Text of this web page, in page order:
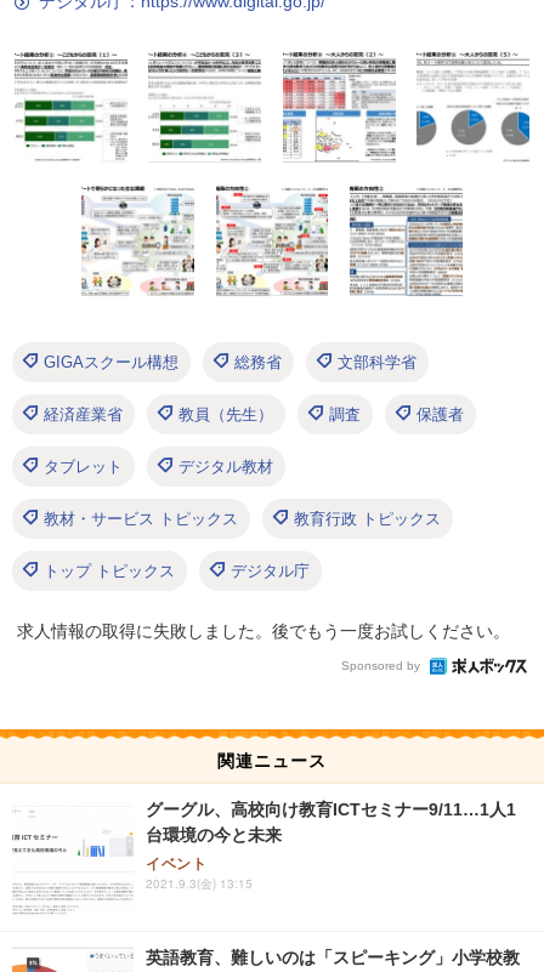
GIGAスクール構想 総務省 文部科学省
経済産業省 教員（先生） 調査 保護者
タブレット デジタル教材
教材・サービス トピックス 教育行政 トピックス
トップ トピックス デジタル庁
求人情報の取得に失敗しました。後でもう一度お試しください。
Sponsored by
関連ニュース
グーグル、高校向け教育ICTセミナー9/11…1人1
台環境の今と未来
イベント
2021.9.3(金) 13:15
英語教育、難しいのは「スピーキング」小学校教